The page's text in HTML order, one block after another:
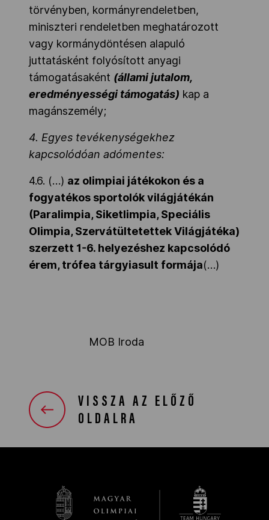
törvényben, kormányrendeletben,
miniszteri rendeletben meghatározott
vagy kormánydöntésen alapuló
juttatásként folyósított anyagi
támogatásaként (állami jutalom,
eredményességi támogatás) kap a
magánszemély;
4. Egyes tevékenységekhez
kapcsolódóan adómentes:
4.6. (…) az olimpiai játékokon és a
fogyatékos sportolók világjátékán
(Paralimpia, Siketlimpia, Speciális
Olimpia, Szervátültetettek Világjátéka)
szerzett 1-6. helyezéshez kapcsolódó
érem, trófea tárgyiasult formája(…)
MOB Iroda
VISSZA AZ ELŐZŐ
OLDALRA